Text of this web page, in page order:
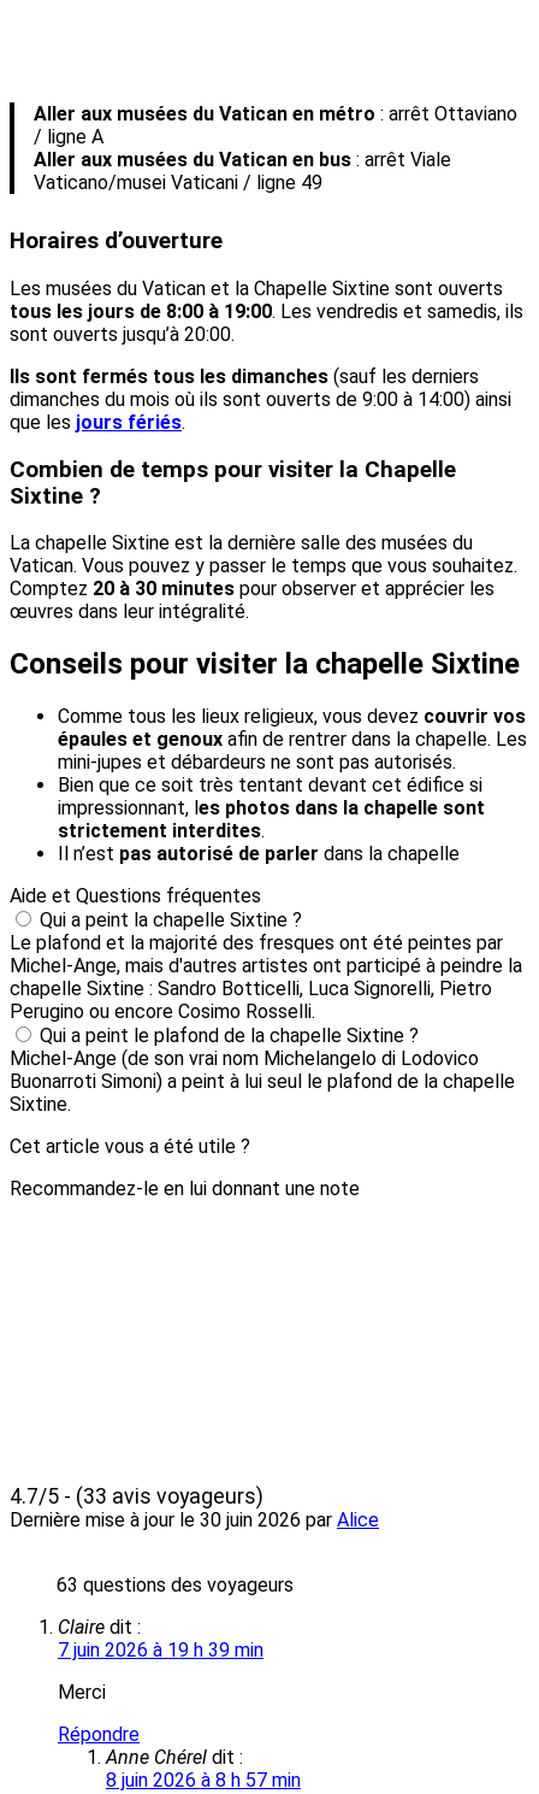
Aller aux musées du Vatican en métro : arrêt Ottaviano
/ ligne A
Aller aux musées du Vatican en bus : arrêt Viale
Vaticano/musei Vaticani / ligne 49
Horaires d’ouverture
Les musées du Vatican et la Chapelle Sixtine sont ouverts
tous les jours de 8:00 à 19:00. Les vendredis et samedis, ils
sont ouverts jusqu’à 20:00.
Ils sont fermés tous les dimanches (sauf les derniers
dimanches du mois où ils sont ouverts de 9:00 à 14:00) ainsi
que les jours fériés.
Combien de temps pour visiter la Chapelle
Sixtine ?
La chapelle Sixtine est la dernière salle des musées du
Vatican. Vous pouvez y passer le temps que vous souhaitez.
Comptez 20 à 30 minutes pour observer et apprécier les
œuvres dans leur intégralité.
Conseils pour visiter la chapelle Sixtine
Comme tous les lieux religieux, vous devez couvrir vos
épaules et genoux afin de rentrer dans la chapelle. Les
mini-jupes et débardeurs ne sont pas autorisés.
Bien que ce soit très tentant devant cet édifice si
impressionnant, l es photos dans la chapelle sont
strictement interdites.
Il n’est pas autorisé de parler dans la chapelle
Aide et Questions fréquentes
Qui a peint la chapelle Sixtine ?
Le plafond et la majorité des fresques ont été peintes par
Michel-Ange, mais d'autres artistes ont participé à peindre la
chapelle Sixtine : Sandro Botticelli, Luca Signorelli, Pietro
Perugino ou encore Cosimo Rosselli.
Qui a peint le plafond de la chapelle Sixtine ?
Michel-Ange (de son vrai nom Michelangelo di Lodovico
Buonarroti Simoni) a peint à lui seul le plafond de la chapelle
Sixtine.
Cet article vous a été utile ?
Recommandez-le en lui donnant une note
4.7/5 - (33 avis voyageurs)
Dernière mise à jour le 30 juin 2026 par Alice
63 questions des voyageurs
Claire dit :
7 juin 2026 à 19 h 39 min
Merci
Répondre
Anne Chérel dit :
8 juin 2026 à 8 h 57 min